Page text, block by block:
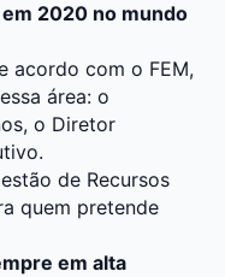
2020 no mundo
acordo com o FEM,
área: o
o Diretor
de Recursos
quem pretende
em alta